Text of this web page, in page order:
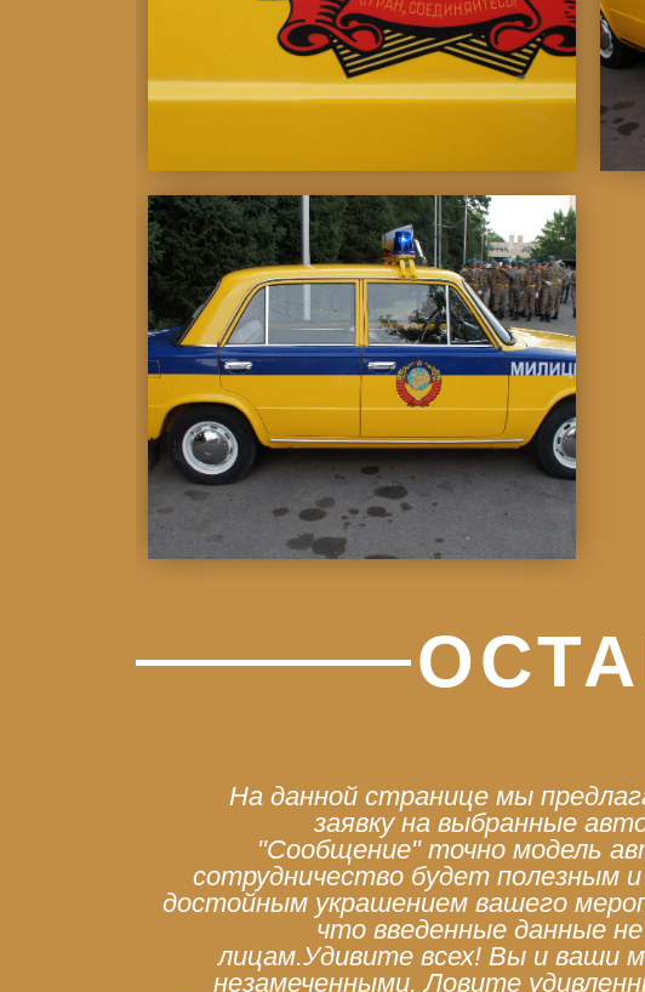
На данной странице мы
заявку на выбранные
"Сообщение" точно модель
сотрудничество будет полезным
достойным украшением вашего
что введенные данные
лицам.Удивите всех! Вы и ваши
незамеченными. Ловите